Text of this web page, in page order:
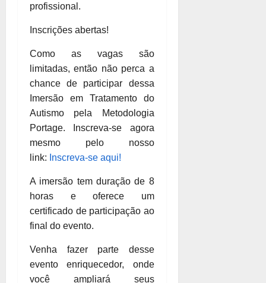
profissional.
Inscrições abertas!
Como as vagas são
limitadas, então não perca a
chance de participar dessa
Imersão em Tratamento do
Autismo pela Metodologia
Portage. Inscreva-se agora
mesmo pelo nosso
link: Inscreva-se aqui!
A imersão tem duração de 8
horas e oferece um
certificado de participação ao
final do evento.
Venha fazer parte desse
evento enriquecedor, onde
você ampliará seus